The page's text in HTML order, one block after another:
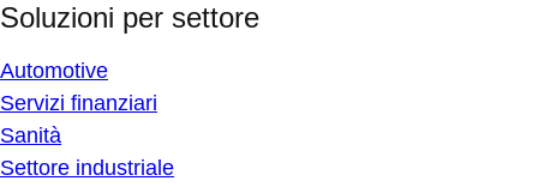
Soluzioni per settore
Automotive
Servizi finanziari
Sanità
Settore industriale